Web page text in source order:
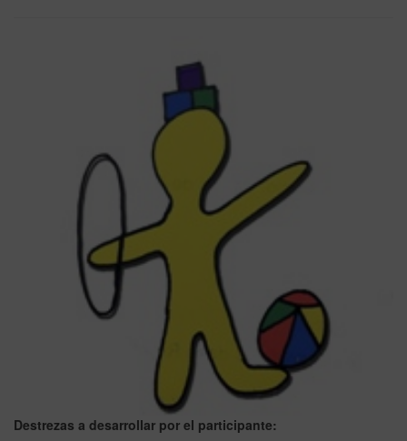
Destrezas a desarrollar por el participante: